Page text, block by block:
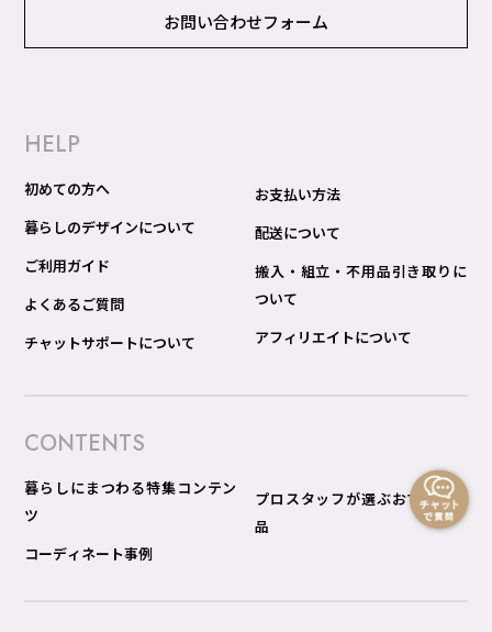
お問い合わせフォーム
HELP
初めての方へ
暮らしのデザインについて
ご利用ガイド
よくあるご質問
チャットサポートについて
お支払い方法
配送について
搬入・組立・不用品引き取りに
ついて
アフィリエイトについて
CONTENTS
暮らしにまつわる特集コンテン
ツ
コーディネート事例
プロスタッフが選ぶおすすめ商
品